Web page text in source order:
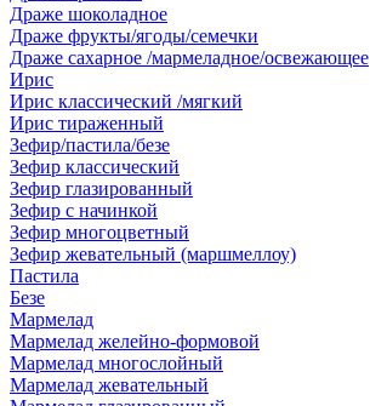
Драже шоколадное
Драже фрукты/ягоды/семечки
Драже сахарное /мармеладное/освежающее
Ирис
Ирис классический /мягкий
Ирис тираженный
Зефир/пастила/безе
Зефир классический
Зефир глазированный
Зефир с начинкой
Зефир многоцветный
Зефир жевательный (маршмеллоу)
Пастила
Безе
Мармелад
Мармелад желейно-формовой
Мармелад многослойный
Мармелад жевательный